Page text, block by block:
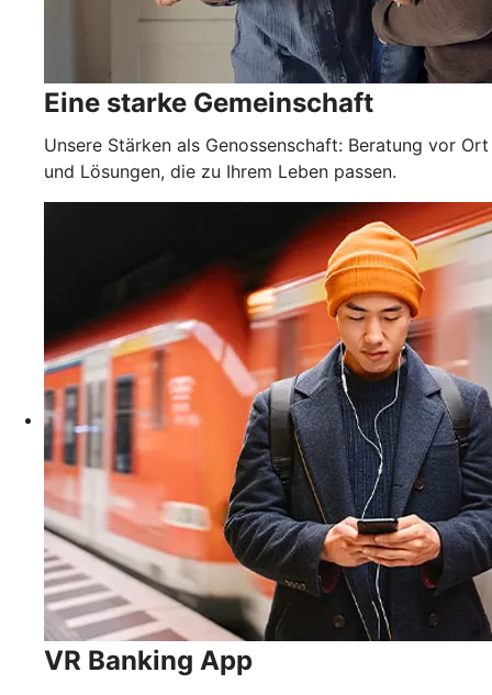
Eine starke Gemeinschaft
Unsere Stärken als Genossenschaft: Beratung vor Ort
und Lösungen, die zu Ihrem Leben passen.
VR Banking App